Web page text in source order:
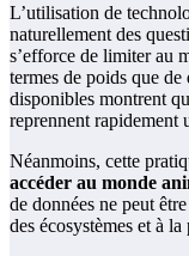
L’utilisation de
naturellement des
s’efforce de limiter au
termes de poids que de
disponibles montrent
reprennent rapidement
Néanmoins, cette
accéder au monde
de données ne peut
des écosystèmes et à